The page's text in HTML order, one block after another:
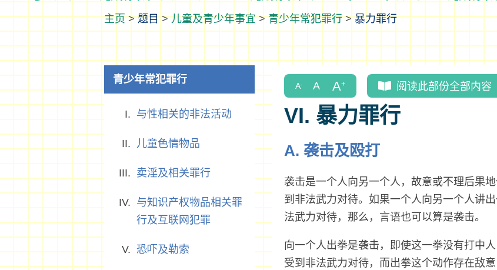
>题目>儿童及青少年事宜>青少年常犯罪行>暴力罪行
阅读此部份全部内容
VI. 暴力罪行
A. 袭击及殴打
袭击是一个人向另一个人，故意或不理后果
到非法武力对待。如果一个人向另一个人讲
法武力对待，那么，言语也可以算是袭击。
向一个人出拳是袭击，即使这一拳没有打中
受到非法武力对待，而出拳这个动作存在敌
青少年常犯罪行
与性相关的非法活动
儿童色情物品
卖淫及相关罪行
与知识产权物品相关罪
行及互联网犯罪
恐吓及勒索